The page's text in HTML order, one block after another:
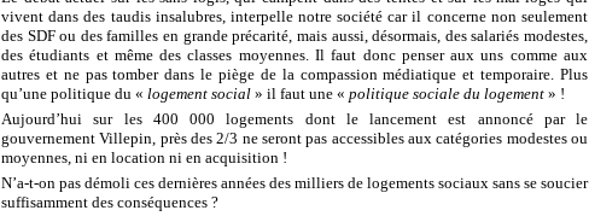
vivent dans des taudis insalubres, interpelle notre société car il concerne non seulement
des SDF ou des familles en grande précarité, mais aussi, désormais, des salariés modestes,
des étudiants et même des classes moyennes. Il faut donc penser aux uns comme aux
autres et ne pas tomber dans le piège de la compassion médiatique et temporaire. Plus
qu’une politique du « logement social » il faut une « politique sociale du logement » !
Aujourd’hui sur les 400 000 logements dont le lancement est annoncé par le
gouvernement Villepin, près des 2/3 ne seront pas accessibles aux catégories modestes ou
moyennes, ni en location ni en acquisition !
N’a-t-on pas démoli ces dernières années des milliers de logements sociaux sans se soucier
suffisamment des conséquences ?